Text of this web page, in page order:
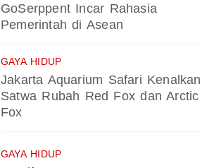
GoSerppent Incar Rahasia
Pemerintah di Asean
GAYA HIDUP
Jakarta Aquarium Safari Kenalkan
Satwa Rubah Red Fox dan Arctic
Fox
GAYA HIDUP